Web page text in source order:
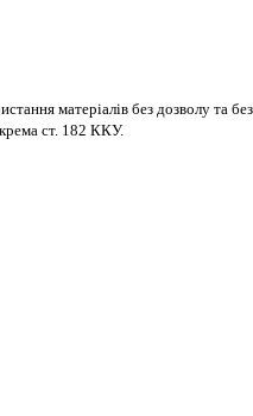
матеріалів без дозволу
ст. 182 ККУ.